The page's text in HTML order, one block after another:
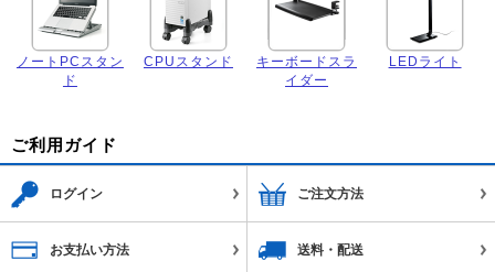
ノートPCスタン
ド
CPUスタンド
キーボードスラ
イダー
LEDライト
ご利用ガイド
ログイン ご注文方法
お支払い方法 送料・配送